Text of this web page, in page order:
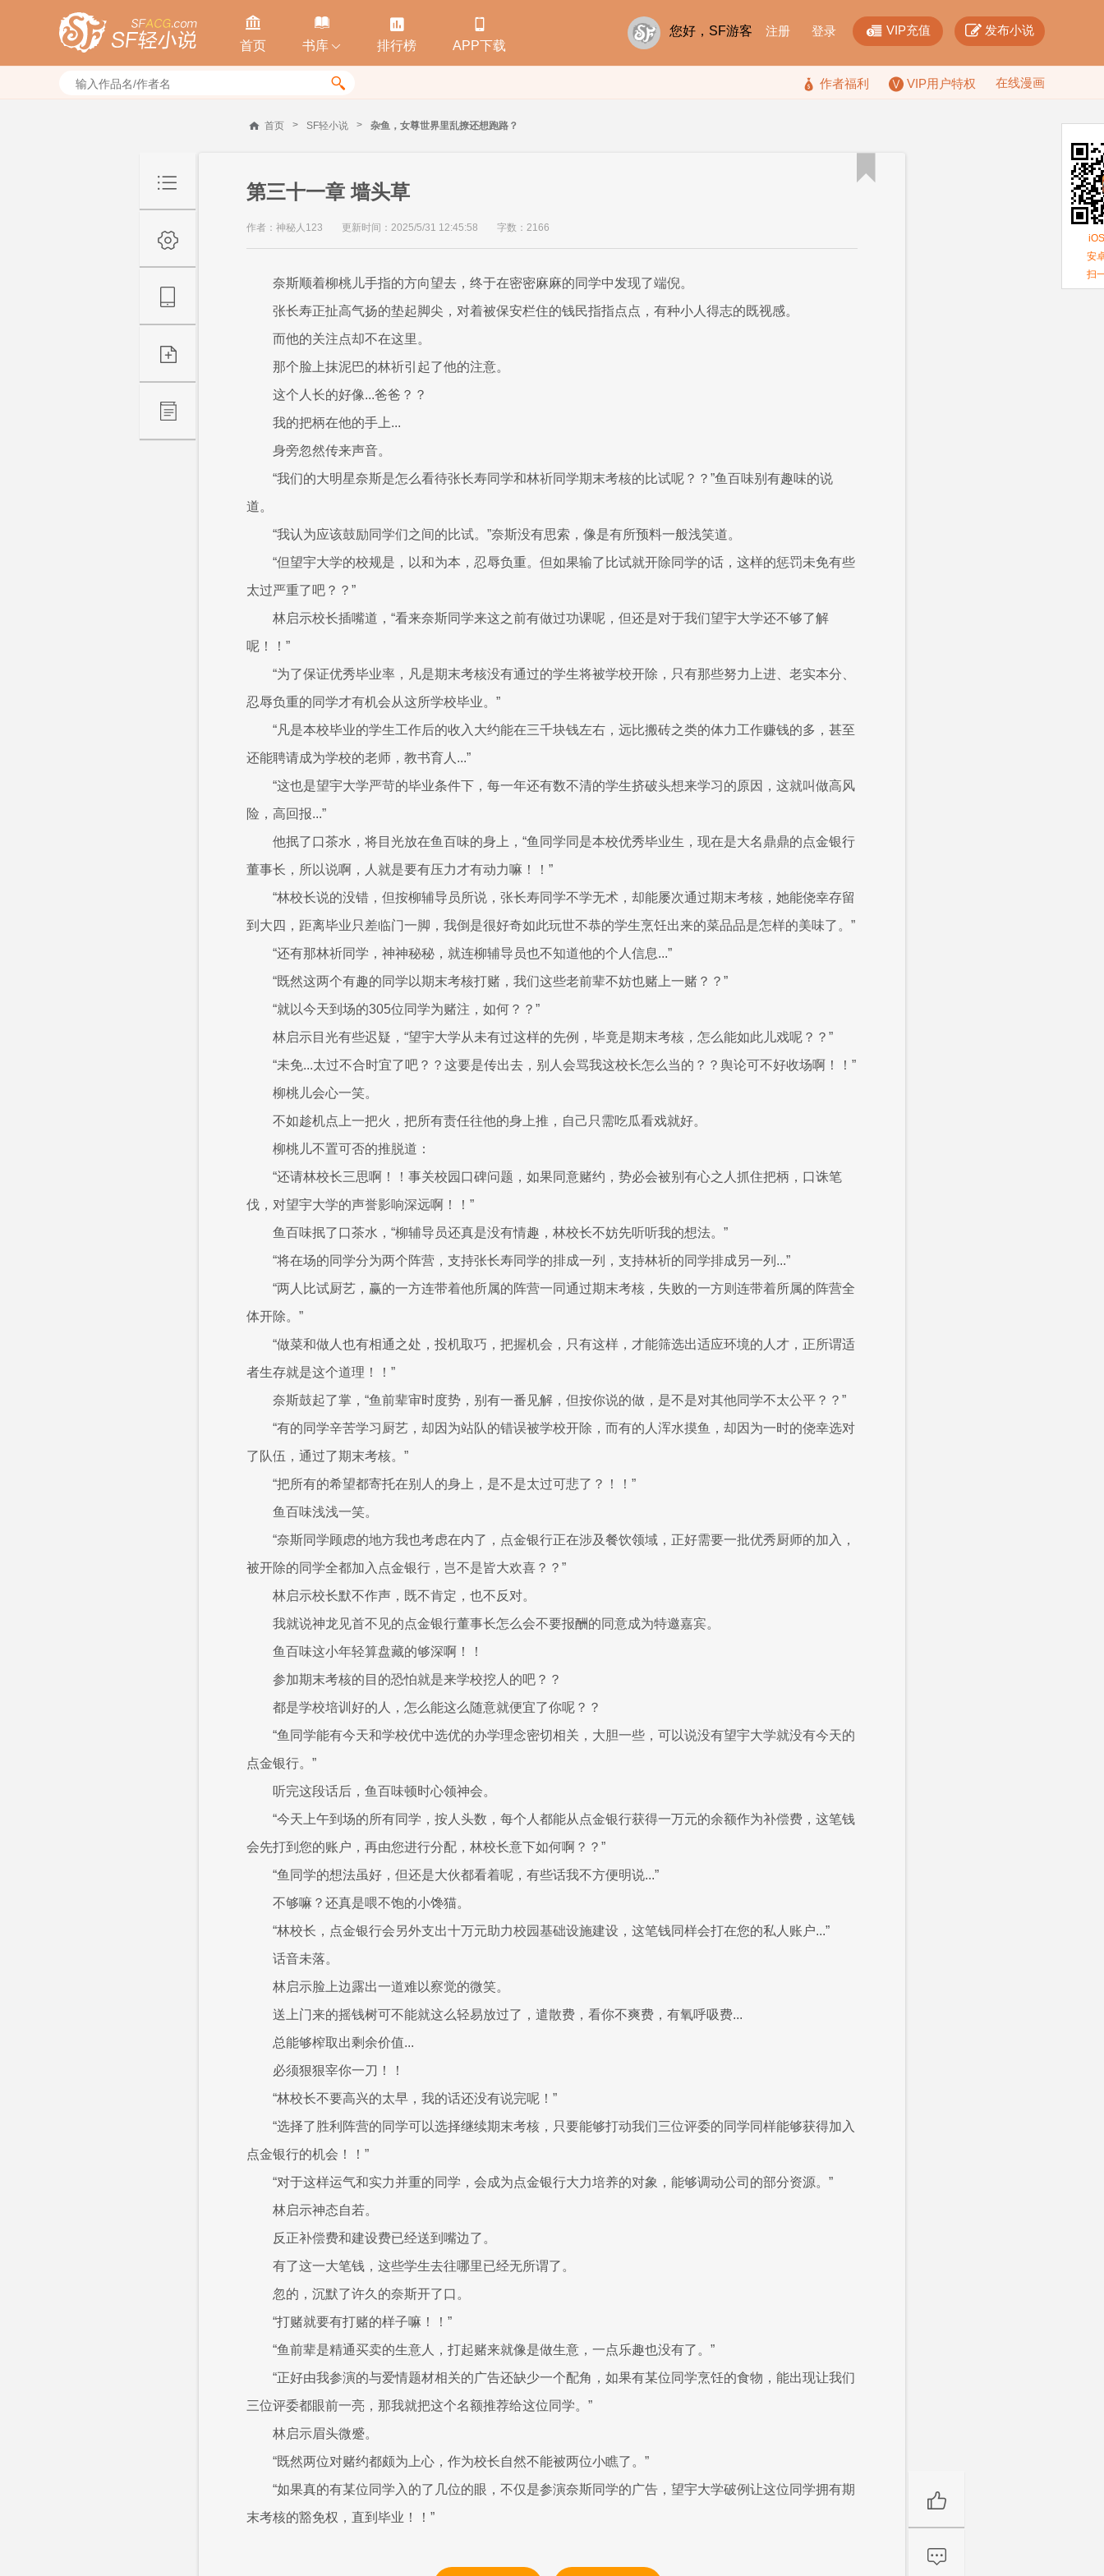

首页

书库 

排行榜

APP下载
您好，SF游客 注册 登录  VIP充值  发布小说
  作者福利 VIP用户特权 在线漫画
首页 > SF轻小说 > 杂鱼，女尊世界里乱撩还想跑路？
第三十一章 墙头草
作者：神秘人123 更新时间：2025/5/31 12:45:58 字数：2166
奈斯顺着柳桃儿手指的方向望去，终于在密密麻麻的同学中发现了端倪。
张长寿正扯高气扬的垫起脚尖，对着被保安栏住的钱民指指点点，有种小人得志的既视感。
而他的关注点却不在这里。
那个脸上抹泥巴的林祈引起了他的注意。
这个人长的好像...爸爸？？
我的把柄在他的手上...
身旁忽然传来声音。
“我们的大明星奈斯是怎么看待张长寿同学和林祈同学期末考核的比试呢？？”鱼百味别有趣味的说
道。
“我认为应该鼓励同学们之间的比试。”奈斯没有思索，像是有所预料一般浅笑道。
“但望宇大学的校规是，以和为本，忍辱负重。但如果输了比试就开除同学的话，这样的惩罚未免有些
太过严重了吧？？”
林启示校长插嘴道，“看来奈斯同学来这之前有做过功课呢，但还是对于我们望宇大学还不够了解
呢！！”
“为了保证优秀毕业率，凡是期末考核没有通过的学生将被学校开除，只有那些努力上进、老实本分、
忍辱负重的同学才有机会从这所学校毕业。”
“凡是本校毕业的学生工作后的收入大约能在三千块钱左右，远比搬砖之类的体力工作赚钱的多，甚至
还能聘请成为学校的老师，教书育人...”
“这也是望宇大学严苛的毕业条件下，每一年还有数不清的学生挤破头想来学习的原因，这就叫做高风
险，高回报...”
他抿了口茶水，将目光放在鱼百味的身上，“鱼同学同是本校优秀毕业生，现在是大名鼎鼎的点金银行
董事长，所以说啊，人就是要有压力才有动力嘛！！”
“林校长说的没错，但按柳辅导员所说，张长寿同学不学无术，却能屡次通过期末考核，她能侥幸存留
到大四，距离毕业只差临门一脚，我倒是很好奇如此玩世不恭的学生烹饪出来的菜品品是怎样的美味了。”
“还有那林祈同学，神神秘秘，就连柳辅导员也不知道他的个人信息...”
“既然这两个有趣的同学以期末考核打赌，我们这些老前辈不妨也赌上一赌？？”
“就以今天到场的305位同学为赌注，如何？？”
林启示目光有些迟疑，“望宇大学从未有过这样的先例，毕竟是期末考核，怎么能如此儿戏呢？？”
“未免...太过不合时宜了吧？？这要是传出去，别人会骂我这校长怎么当的？？舆论可不好收场啊！！”
柳桃儿会心一笑。
不如趁机点上一把火，把所有责任往他的身上推，自己只需吃瓜看戏就好。
柳桃儿不置可否的推脱道：
“还请林校长三思啊！！事关校园口碑问题，如果同意赌约，势必会被别有心之人抓住把柄，口诛笔
伐，对望宇大学的声誉影响深远啊！！”
鱼百味抿了口茶水，“柳辅导员还真是没有情趣，林校长不妨先听听我的想法。”
“将在场的同学分为两个阵营，支持张长寿同学的排成一列，支持林祈的同学排成另一列...”
“两人比试厨艺，赢的一方连带着他所属的阵营一同通过期末考核，失败的一方则连带着所属的阵营全
体开除。”
“做菜和做人也有相通之处，投机取巧，把握机会，只有这样，才能筛选出适应环境的人才，正所谓适
者生存就是这个道理！！”
奈斯鼓起了掌，“鱼前辈审时度势，别有一番见解，但按你说的做，是不是对其他同学不太公平？？”
“有的同学辛苦学习厨艺，却因为站队的错误被学校开除，而有的人浑水摸鱼，却因为一时的侥幸选对
了队伍，通过了期末考核。”
“把所有的希望都寄托在别人的身上，是不是太过可悲了？！！”
鱼百味浅浅一笑。
“奈斯同学顾虑的地方我也考虑在内了，点金银行正在涉及餐饮领域，正好需要一批优秀厨师的加入，
被开除的同学全都加入点金银行，岂不是皆大欢喜？？”
林启示校长默不作声，既不肯定，也不反对。
我就说神龙见首不见的点金银行董事长怎么会不要报酬的同意成为特邀嘉宾。
鱼百味这小年轻算盘藏的够深啊！！
参加期末考核的目的恐怕就是来学校挖人的吧？？
都是学校培训好的人，怎么能这么随意就便宜了你呢？？
“鱼同学能有今天和学校优中选优的办学理念密切相关，大胆一些，可以说没有望宇大学就没有今天的
点金银行。”
听完这段话后，鱼百味顿时心领神会。
“今天上午到场的所有同学，按人头数，每个人都能从点金银行获得一万元的余额作为补偿费，这笔钱
会先打到您的账户，再由您进行分配，林校长意下如何啊？？”
“鱼同学的想法虽好，但还是大伙都看着呢，有些话我不方便明说...”
不够嘛？还真是喂不饱的小馋猫。
“林校长，点金银行会另外支出十万元助力校园基础设施建设，这笔钱同样会打在您的私人账户...”
话音未落。
林启示脸上边露出一道难以察觉的微笑。
送上门来的摇钱树可不能就这么轻易放过了，遣散费，看你不爽费，有氧呼吸费...
总能够榨取出剩余价值...
必须狠狠宰你一刀！！
“林校长不要高兴的太早，我的话还没有说完呢！”
“选择了胜利阵营的同学可以选择继续期末考核，只要能够打动我们三位评委的同学同样能够获得加入
点金银行的机会！！”
“对于这样运气和实力并重的同学，会成为点金银行大力培养的对象，能够调动公司的部分资源。”
林启示神态自若。
反正补偿费和建设费已经送到嘴边了。
有了这一大笔钱，这些学生去往哪里已经无所谓了。
忽的，沉默了许久的奈斯开了口。
“打赌就要有打赌的样子嘛！！”
“鱼前辈是精通买卖的生意人，打起赌来就像是做生意，一点乐趣也没有了。”
“正好由我参演的与爱情题材相关的广告还缺少一个配角，如果有某位同学烹饪的食物，能出现让我们
三位评委都眼前一亮，那我就把这个名额推荐给这位同学。”
林启示眉头微蹙。
“既然两位对赌约都颇为上心，作为校长自然不能被两位小瞧了。”
“如果真的有某位同学入的了几位的眼，不仅是参演奈斯同学的广告，望宇大学破例让这位同学拥有期
末考核的豁免权，直到毕业！！”

安
扫